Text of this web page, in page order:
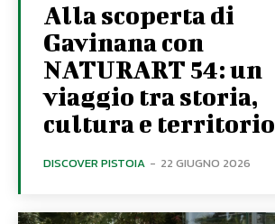
Alla scoperta di
Gavinana con
NATURART 54: un
viaggio tra storia,
cultura e territorio
DISCOVER PISTOIA - 22 GIUGNO 2026